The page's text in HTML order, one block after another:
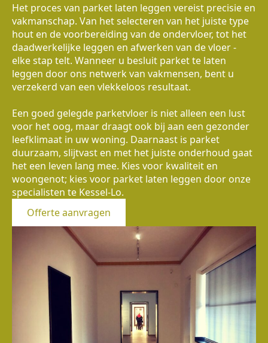
Het proces van parket laten leggen vereist precisie en
vakmanschap. Van het selecteren van het juiste type
hout en de voorbereiding van de ondervloer, tot het
daadwerkelijke leggen en afwerken van de vloer -
elke stap telt. Wanneer u besluit parket te laten
leggen door ons netwerk van vakmensen, bent u
verzekerd van een vlekkeloos resultaat.
Een goed gelegde parketvloer is niet alleen een lust
voor het oog, maar draagt ook bij aan een gezonder
leefklimaat in uw woning. Daarnaast is parket
duurzaam, slijtvast en met het juiste onderhoud gaat
het een leven lang mee. Kies voor kwaliteit en
woongenot; kies voor parket laten leggen door onze
specialisten te Kessel-Lo.
Offerte aanvragen